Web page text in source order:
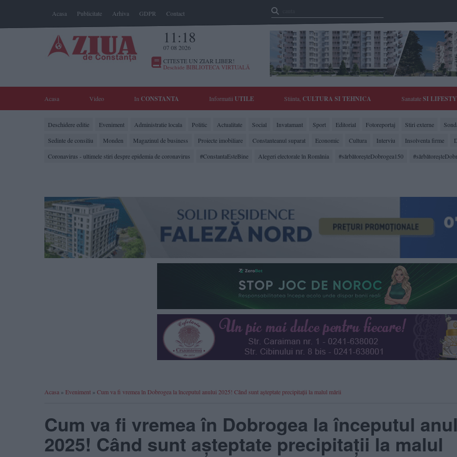
Acasa Publicitate Arhiva GDPR Contact
11:18
07 08 2026
CITESTE UN ZIAR LIBER!
Deschide BIBLIOTECA VIRTUALĂ
Acasa Video In CONSTANTA Informatii UTILE Stiinta, CULTURA SI TEHNICA SanatateSI
Deschidere editie Eveniment Administratie locala Politic Actualitate Social Invatamant Sport Editorial Fotoreportaj Stiri externe
Sedinte de consiliu
Monden Magazinul de business Proiecte imobiliare Constanteanul suparat Economic Cultura Interviu Insolventa firme
Coronavirus - ultimele stiri despre epidemia de coronavirus
#ConstantaEsteBine Alegeri electorale în România #sărbătoreşteDobrogea150
Acasa » Eveniment » Cum va fi vremea în Dobrogea la începutul anului 2025! Când sunt așteptate precipitații la malul mării
Cum va fi vremea în Dobrogea la începutul
2025! Când sunt așteptate precipitații la malul